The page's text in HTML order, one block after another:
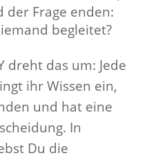
der Frage enden:
begleitet?
dreht das um: Jede
ihr Wissen ein,
und hat eine
In
Du die